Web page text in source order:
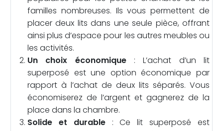
familles nombreuses. Ils vous permettent de
placer deux lits dans une seule pièce, offrant
ainsi plus d’espace pour les autres meubles ou
les activités.
Un choix économique: L’achat d’un lit
superposé est une option économique par
rapport à l’achat de deux lits séparés. Vous
économiserez de l’argent et gagnerez de la
place dans la chambre.
Solide et durable: Ce lit superposé est